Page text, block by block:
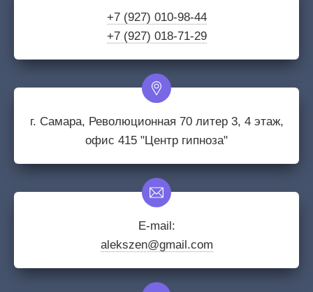
+7 (927) 010-98-44
+7 (927) 018-71-29
г. Самара, Революционная 70 литер 3, 4 этаж,
офис 415 "Центр гипноза"
E-mail:
alekszen@gmail.com